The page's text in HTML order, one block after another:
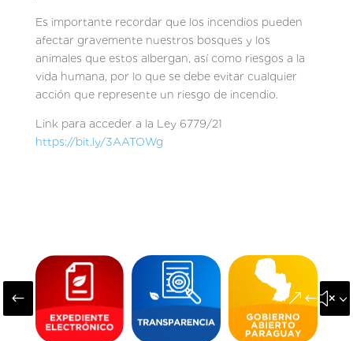
Es importante recordar que los incendios pueden
afectar gravemente nuestros bosques y los
animales que estos albergan, así como riesgos a la
vida humana, por lo que se debe evitar cualquier
acción que represente un riesgo de incendio.
Link para acceder a la Ley 6779/21
https://bit.ly/3AATOWg
#